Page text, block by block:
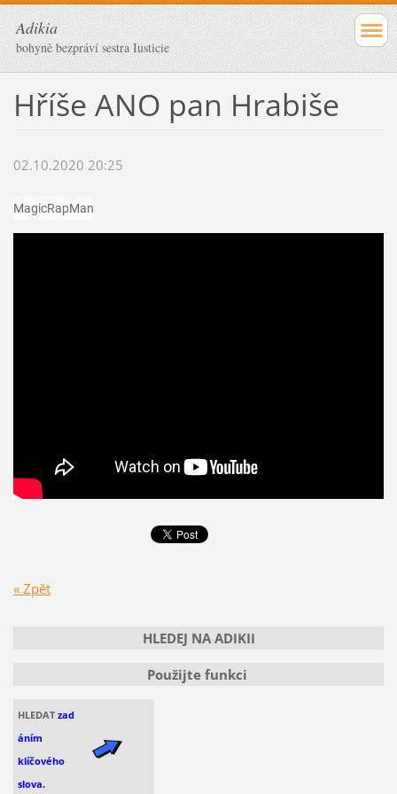
Adikia
bohyně bezpráví sestra Iusticie
Hříše ANO pan Hrabiše
02.10.2020 20:25
MagicRapMan
« Zpět
HLEDEJ NA ADIKII
Použijte funkci
HLEDAT zad
áním
klíčového
slova.